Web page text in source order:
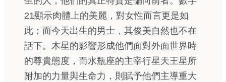
21顯示肉體上的美麗，對女性而言更是如
此；而今天出生的男士，其俊美自然也不在
話下。木星的影響形成他們面對外面世界時
的尊貴態度，而水瓶座的主宰行星天王星所
附加的力量與生命力，則賦予他們主導重大